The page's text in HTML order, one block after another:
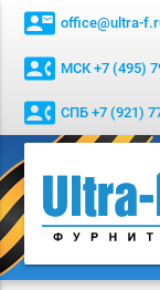
contact_mail office@ultra-
contact_phone МСК +7 (495)
contact_phone СПБ +7 (921)